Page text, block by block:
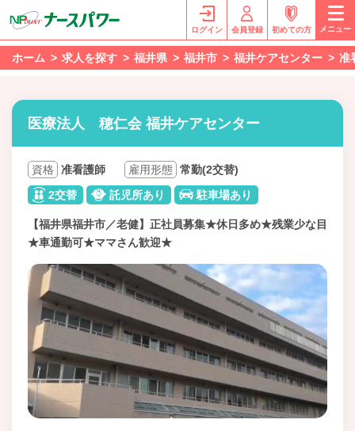
ログイン 会員登録 初めての方 メニュー
ホーム 求人を探す 福井県 福井市 福井ケアセンター 准
医療法人 穂仁会 福井ケアセンター
資格 准看護師 雇用形態 常勤(2交替)
2交替
託児所あり 駐車場あり
【福井県福井市／老健】正社員募集★休日多め★残業少な目
★車通勤可★ママさん歓迎★